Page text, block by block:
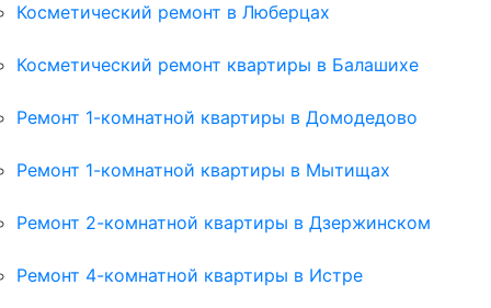
Косметический ремонт в Люберцах
Косметический ремонт квартиры в Балашихе
Ремонт 1-комнатной квартиры в Домодедово
Ремонт 1-комнатной квартиры в Мытищах
Ремонт 2-комнатной квартиры в Дзержинском
Ремонт 4-комнатной квартиры в Истре